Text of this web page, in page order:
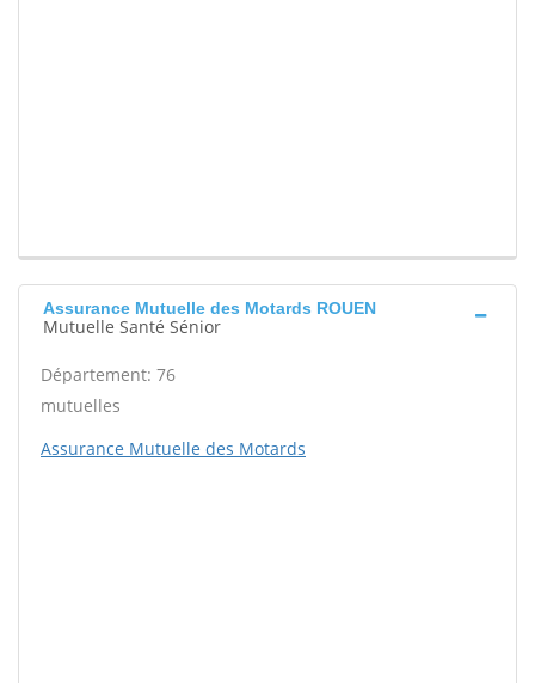
Assurance Mutuelle des Motards ROUEN
Mutuelle Santé Sénior
Département: 76
mutuelles
Assurance Mutuelle des Motards